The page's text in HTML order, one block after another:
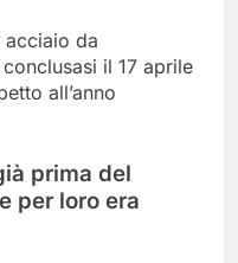
acciaio da
il 17 aprile
all’anno
prima del
per loro era